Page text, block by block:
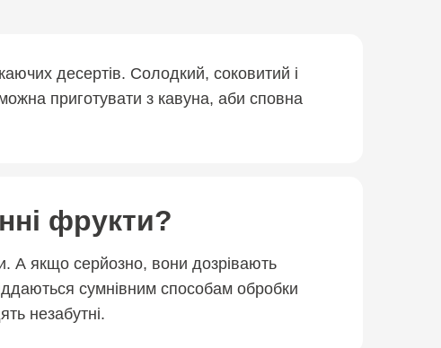
десертів. Солодкий, соковитий і
приготувати з кавуна, аби сповна
фрукти?
А якщо серйозно, вони дозрівають
сумнівним способам обробки
незабутні.